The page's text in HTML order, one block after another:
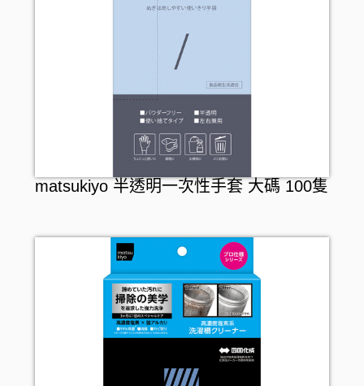
matsukiyo 半透明一次性手套 大碼 100隻